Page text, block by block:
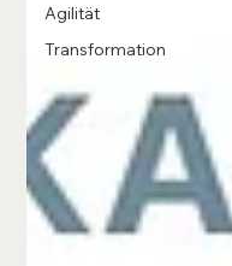
Agilität
Transformation